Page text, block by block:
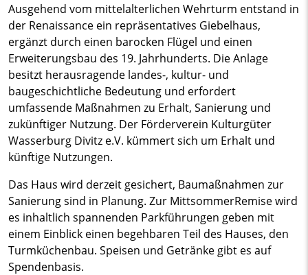
Ausgehend vom mittelalterlichen Wehrturm entstand in
der Renaissance ein repräsentatives Giebelhaus,
ergänzt durch einen barocken Flügel und einen
Erweiterungsbau des 19. Jahrhunderts. Die Anlage
besitzt herausragende landes-, kultur- und
baugeschichtliche Bedeutung und erfordert
umfassende Maßnahmen zu Erhalt, Sanierung und
zukünftiger Nutzung. Der Förderverein Kulturgüter
Wasserburg Divitz e.V. kümmert sich um Erhalt und
künftige Nutzungen.
Das Haus wird derzeit gesichert, Baumaßnahmen zur
Sanierung sind in Planung. Zur MittsommerRemise wird
es inhaltlich spannenden Parkführungen geben mit
einem Einblick einen begehbaren Teil des Hauses, den
Turmküchenbau. Speisen und Getränke gibt es auf
Spendenbasis.